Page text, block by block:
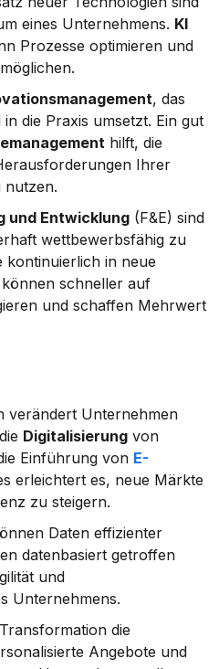
eines Unternehmens. KI
Prozesse optimieren und
, das
die Praxis umsetzt. Ein gut
hilft, die
Ihrer
nutzen.
und Entwicklung (F&E) sind
wettbewerbsfähig zu
kontinuierlich in neue
schneller auf
und schaffen Mehrwert
verändert Unternehmen
Digitalisierung von
Einführung von E-
erleichtert es, neue Märkte
zu steigern.
Daten effizienter
datenbasiert getroffen
und
Unternehmens.
Angebote und